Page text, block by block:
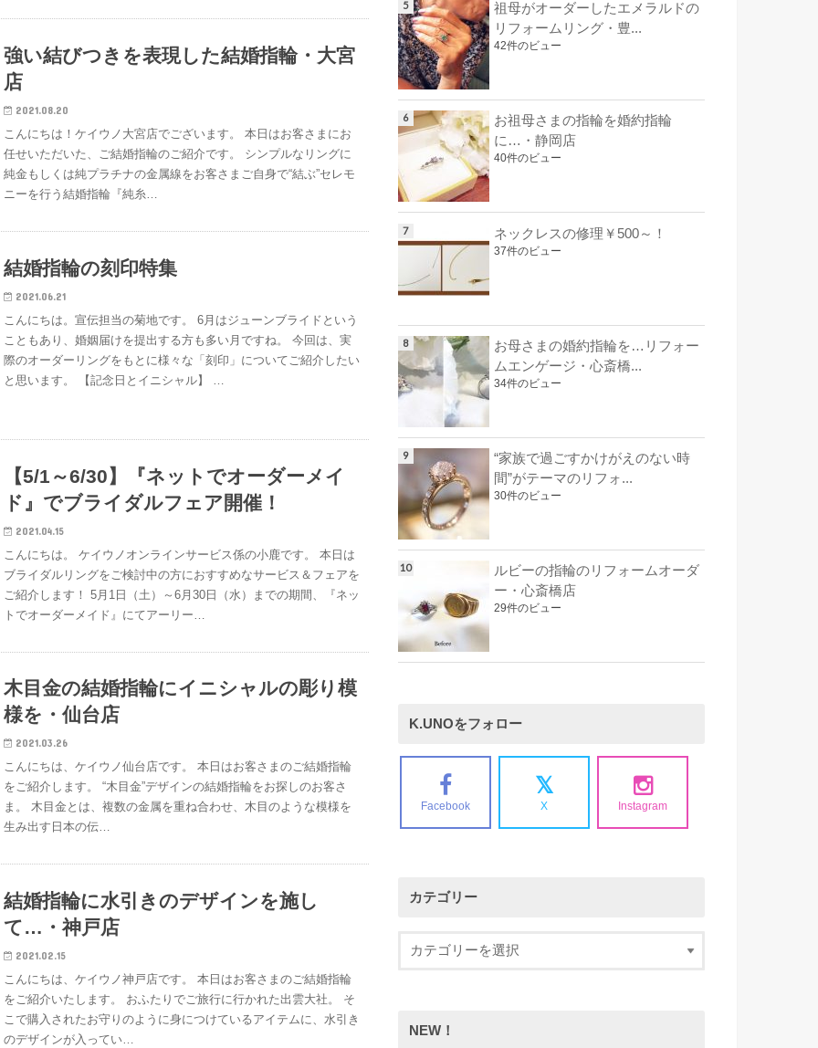
強い結びつきを表現した結婚指輪・大宮
店
2021.08.20
こんにちは！ケイウノ大宮店でございます。 本日はお客さまにお
任せいただいた、ご結婚指輪のご紹介です。 シンプルなリングに
純金もしくは純プラチナの金属線をお客さまご自身で“結ぶ”セレモ
ニーを行う結婚指輪『純糸…
結婚指輪の刻印特集
2021.06.21
こんにちは。宣伝担当の菊地です。 6月はジューンブライドという
こともあり、婚姻届けを提出する方も多い月ですね。 今回は、実
際のオーダーリングをもとに様々な「刻印」についてご紹介したい
と思います。 【記念日とイニシャル】 …
【5/1～6/30】『ネットでオーダーメイ
ド』でブライダルフェア開催！
2021.04.15
こんにちは。 ケイウノオンラインサービス係の小鹿です。 本日は
ブライダルリングをご検討中の方におすすめなサービス＆フェアを
ご紹介します！ 5月1日（土）～6月30日（水）までの期間、『ネッ
トでオーダーメイド』にてアーリー…
木目金の結婚指輪にイニシャルの彫り模
様を・仙台店
2021.03.26
こんにちは、ケイウノ仙台店です。 本日はお客さまのご結婚指輪
をご紹介します。 “木目金”デザインの結婚指輪をお探しのお客さ
ま。 木目金とは、複数の金属を重ね合わせ、木目のような模様を
生み出す日本の伝…
結婚指輪に水引きのデザインを施し
て…・神戸店
2021.02.15
こんにちは、ケイウノ神戸店です。 本日はお客さまのご結婚指輪
をご紹介いたします。 おふたりでご旅行に行かれた出雲大社。 そ
こで購入されたお守りのように身につけているアイテムに、水引き
のデザインが入ってい…
祖母がオーダーしたエメラルドの
リフォームリング・豊...
42件のビュー
お祖母さまの指輪を婚約指輪
に…・静岡店
40件のビュー
ネックレスの修理￥500～！
37件のビュー
お母さまの婚約指輪を…リフォー
ムエンゲージ・心斎橋...
34件のビュー
“家族で過ごすかけがえのない時
間”がテーマのリフォ...
30件のビュー
ルビーの指輪のリフォームオーダ
ー・心斎橋店
29件のビュー
K.UNOをフォロー
Facebook X Instagram
カテゴリー
NEW！